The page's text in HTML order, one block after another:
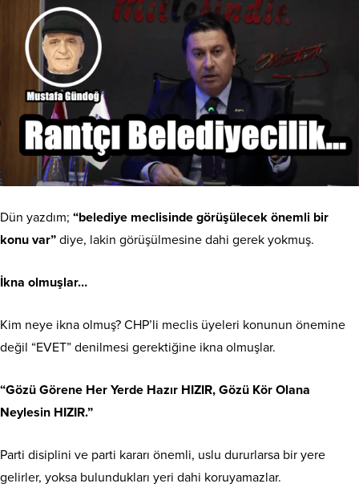
Dün yazdım; “belediye meclisinde görüşülecek önemli bir
konu var” diye, lakin görüşülmesine dahi gerek yokmuş.
İkna olmuşlar…
Kim neye ikna olmuş? CHP’li meclis üyeleri konunun önemine
değil “EVET” denilmesi gerektiğine ikna olmuşlar.
“Gözü Görene Her Yerde Hazır HIZIR, Gözü Kör Olana
Neylesin HIZIR.”
Parti disiplini ve parti kararı önemli, uslu dururlarsa bir yere
gelirler, yoksa bulundukları yeri dahi koruyamazlar.